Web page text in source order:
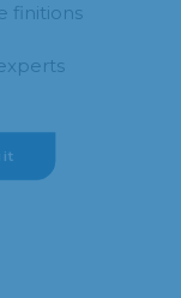
finitions